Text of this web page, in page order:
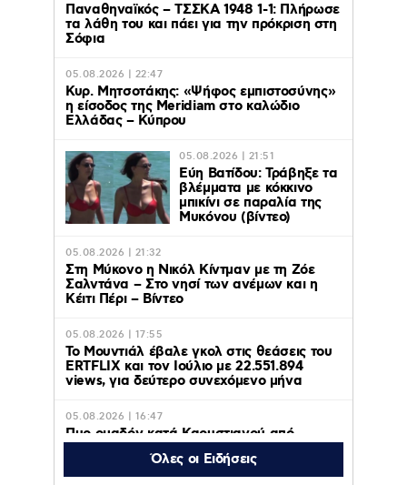
Παναθηναϊκός – ΤΣΣΚΑ 1948 1-1: Πλήρωσε
τα λάθη του και πάει για την πρόκριση στη
Σόφια
05.08.2026 | 22:47
Κυρ. Μητσοτάκης: «Ψήφος εμπιστοσύνης»
η είσοδος της Meridiam στο καλώδιο
Ελλάδας – Κύπρου
05.08.2026 | 21:51
Εύη Βατίδου: Τράβηξε τα
βλέμματα με κόκκινο
μπικίνι σε παραλία της
Μυκόνου (βίντεο)
05.08.2026 | 21:32
Στη Μύκονο η Νικόλ Κίντμαν με τη Ζόε
Σαλντάνα – Στο νησί των ανέμων και η
Κέιτι Πέρι – Βίντεο
05.08.2026 | 17:55
Το Μουντιάλ έβαλε γκολ στις θεάσεις του
ERTFLIX και τον Ιούλιο με 22.551.894
views, για δεύτερο συνεχόμενο μήνα
05.08.2026 | 16:47
Πυρ ομαδόν κατά Καρυστιανού από
Αυγερινό, Μουτσάτσου και άλλα 20
στελέχη: Καταγγέλουν “αυλές”,
μηχανισμούς και παρασκηνιακούς
Όλες οι Ειδήσεις